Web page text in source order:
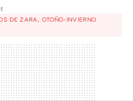
DE ZARA, OTOÑO-INVIERNO